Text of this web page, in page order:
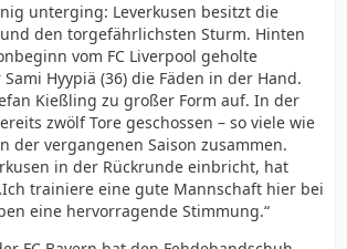
unterging: Leverkusen besitzt die
den torgefährlichsten Sturm. Hinten
vom FC Liverpool geholte
Hyypiä (36) die Fäden in der Hand.
Kießling zu großer Form auf. In der
zwölf Tore geschossen – so viele wie
der vergangenen Saison zusammen.
in der Rückrunde einbricht, hat
trainiere eine gute Mannschaft hier bei
eine hervorragende Stimmung.“